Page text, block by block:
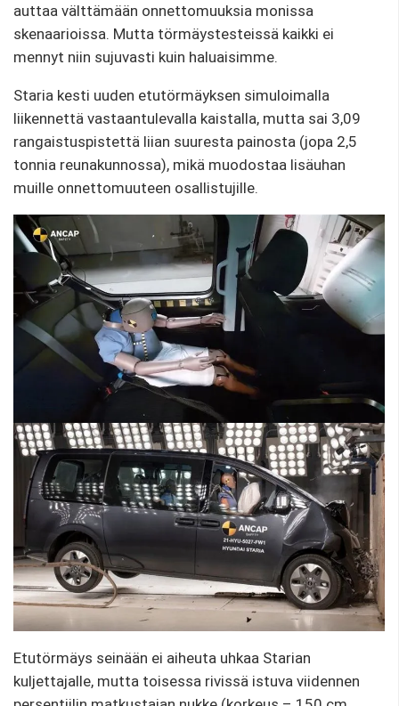
auttaa välttämään onnettomuuksia monissa
skenaarioissa. Mutta törmäystesteissä kaikki ei
mennyt niin sujuvasti kuin haluaisimme.
Staria kesti uuden etutörmäyksen simuloimalla
liikennettä vastaantulevalla kaistalla, mutta sai 3,09
rangaistuspistettä liian suuresta painosta (jopa 2,5
tonnia reunakunnossa), mikä muodostaa lisäuhan
muille onnettomuuteen osallistujille.
Etutörmäys seinään ei aiheuta uhkaa Starian
kuljettajalle, mutta toisessa rivissä istuva viidennen